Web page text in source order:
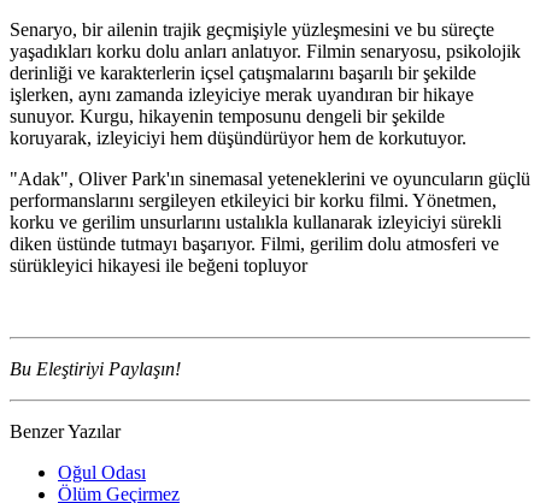
Senaryo, bir ailenin trajik geçmişiyle yüzleşmesini ve bu süreçte
yaşadıkları korku dolu anları anlatıyor. Filmin senaryosu, psikolojik
derinliği ve karakterlerin içsel çatışmalarını başarılı bir şekilde
işlerken, aynı zamanda izleyiciye merak uyandıran bir hikaye
sunuyor. Kurgu, hikayenin temposunu dengeli bir şekilde
koruyarak, izleyiciyi hem düşündürüyor hem de korkutuyor.
"Adak", Oliver Park'ın sinemasal yeteneklerini ve oyuncuların güçlü
performanslarını sergileyen etkileyici bir korku filmi. Yönetmen,
korku ve gerilim unsurlarını ustalıkla kullanarak izleyiciyi sürekli
diken üstünde tutmayı başarıyor. Filmi, gerilim dolu atmosferi ve
sürükleyici hikayesi ile beğeni topluyor
Bu Eleştiriyi Paylaşın!
Benzer Yazılar
Oğul Odası
Ölüm Geçirmez